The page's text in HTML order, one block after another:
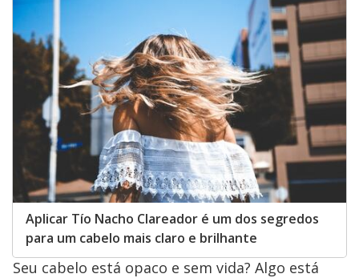
Aplicar Tío Nacho Clareador é um dos segredos
para um cabelo mais claro e brilhante
Seu cabelo está opaco e sem vida? Algo está